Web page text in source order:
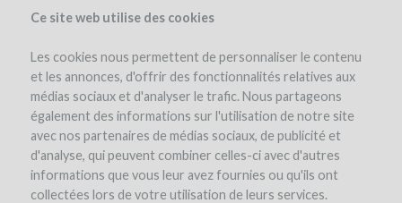
Ce site web utilise des cookies
Les cookies nous permettent de personnaliser le contenu
et les annonces, d'offrir des fonctionnalités relatives aux
médias sociaux et d'analyser le trafic. Nous partageons
également des informations sur l'utilisation de notre site
avec nos partenaires de médias sociaux, de publicité et
d'analyse, qui peuvent combiner celles-ci avec d'autres
informations que vous leur avez fournies ou qu'ils ont
collectées lors de votre utilisation de leurs services.
the project